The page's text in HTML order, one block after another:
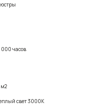
часов
м2
свет 3000К